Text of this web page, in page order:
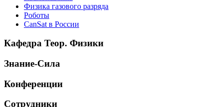
Физика газового разряда
Роботы
CanSat в России
Кафедра Теор. Физики
Знание-Сила
Конференции
Сотрудники